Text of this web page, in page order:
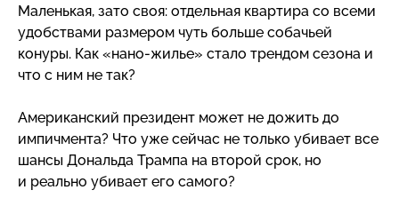
Маленькая, зато своя: отдельная квартира со всеми
удобствами размером чуть больше собачьей
конуры. Как «нано-жилье» стало трендом сезона и
что с ним не так?
Американский президент может не дожить до
импичмента? Что уже сейчас не только убивает все
шансы Дональда Трампа на второй срок, но
и реально убивает его самого?